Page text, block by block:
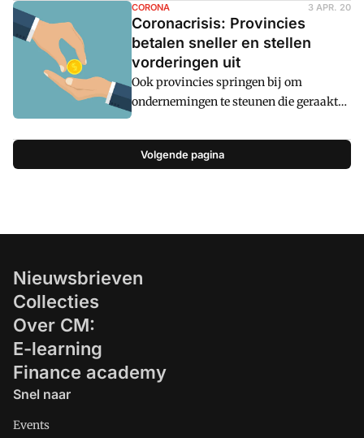
gedeputeerde staten van provincies en
dagelijkse besturen van
gemeenschappelijke regelingen zelf een
rechtmatigheidsverantwoording
opstellen. Deze wordtu00a0 opgenomen
in de jaarrekening.
CORONA 3 APR. 20
Coronacrisis: Provincies
betalen sneller en stellen
vorderingen uit
Ook provincies springen bij om
ondernemingen te steunen die geraakt
zijn door de coronacrisis. Dat als
aanvulling op de steunpakketten vanuit
het Rijk. Gelderland en Noord-Brabant
subsidies voor geannuleerde
Volgende pagina
Nieuwsbrieven
Collecties
Over CM:
E-learning
Finance academy
Snel naar
Events